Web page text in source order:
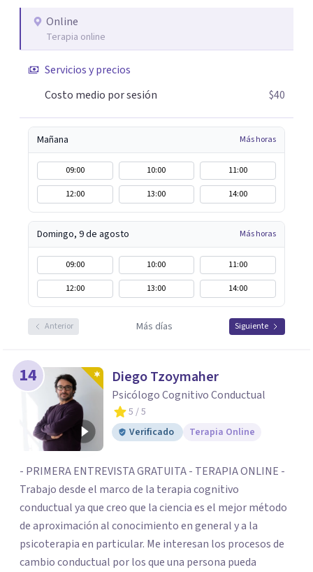
objetivos pero también hay momentos en los que has
experimentado situaciones que no te favorecen y te
paso para encontrar soluciones.
Online
Terapia online
Servicios y precios
Costo medio por sesión
$40
Mañana Más horas
09:00 10:00
11:00
12:00
13:00 14:00
Domingo, 9 de agosto Más horas
09:00 10:00
11:00
12:00
13:00 14:00
Anterior Más días Siguiente
14 Diego Tzoymaher
Psicólogo Cognitivo Conductual
5 / 5
Verificado
Terapia Online
- PRIMERA ENTREVISTA GRATUITA - TERAPIA ONLINE -
Trabajo desde el marco de la terapia cognitivo
conductual ya que creo que la ciencia es el mejor método
de aproximación al conocimiento en general y a la
psicoterapia en particular. Me interesan los procesos de
cambio conductual por los que una persona pueda